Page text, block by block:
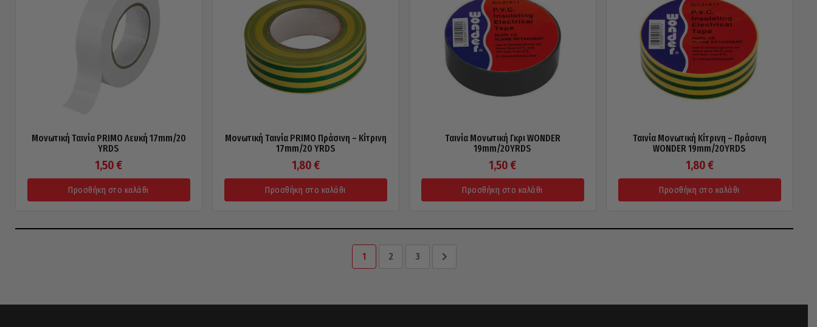
Μονωτική Ταινία PRIMO Λευκή 17mm/20
YRDS
1,50 €
Προσθήκη στο καλάθι
Μονωτική Ταινία PRIMO Πράσινη – Κίτρινη
17mm/20 YRDS
1,80 €
Προσθήκη στο καλάθι
Ταινία Μονωτική Γκρι WONDER
19mm/20YRDS
1,50 €
Προσθήκη στο καλάθι
Ταινία Μονωτική Κίτρινη – Πράσινη
WONDER 19mm/20YRDS
1,80 €
Προσθήκη στο καλάθι
1 2 3